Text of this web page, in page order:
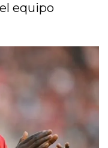
equipo